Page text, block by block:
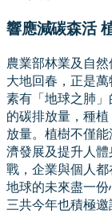
響應減碳森活
農業部林業及自
大地回春，正是
素有「地球之肺
的碳排放量，種
放量。植樹不僅
濟發展及提升人
戰，企業與個人
地球的未來盡一
三共今年也積極